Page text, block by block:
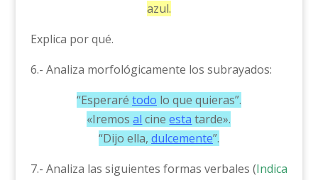
azul.
Explica por qué.
6.- Analiza morfológicamente los subrayados:
“Esperaré todo lo que quieras”.
«Iremosal cineesta tarde».
“Dijo ella, dulcemente”.
7.- Analiza las siguientes formas verbales (Indica